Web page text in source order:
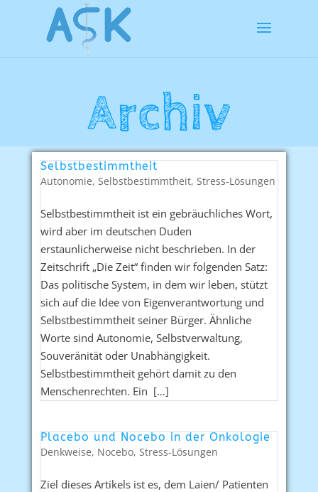
Archiv
Selbstbestimmtheit
Autonomie, Selbstbestimmtheit, Stress-Lösungen
Selbstbestimmtheit ist ein gebräuchliches Wort,
wird aber im deutschen Duden
erstaunlicherweise nicht beschrieben. In der
Zeitschrift „Die Zeit“ finden wir folgenden Satz:
Das politische System, in dem wir leben, stützt
sich auf die Idee von Eigenverantwortung und
Selbstbestimmtheit seiner Bürger. Ähnliche
Worte sind Autonomie, Selbstverwaltung,
Souveränität oder Unabhängigkeit.
Selbstbestimmtheit gehört damit zu den
Menschenrechten. Ein […]
Placebo und Nocebo in der Onkologie
Denkweise, Nocebo, Stress-Lösungen
Ziel dieses Artikels ist es, dem Laien/ Patienten